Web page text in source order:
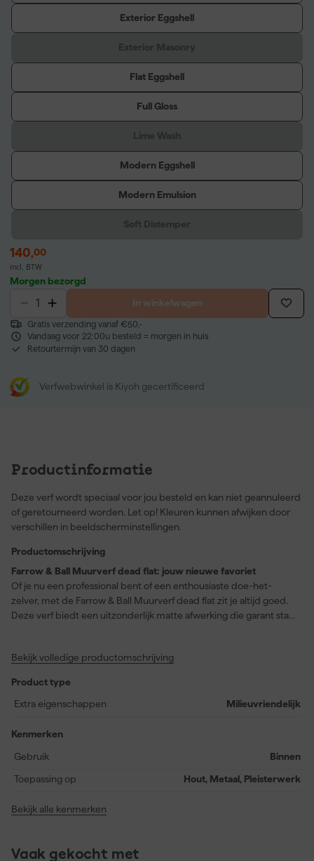
Exterior Eggshell
Flat Eggshell
Full Gloss
Modern Eggshell
Modern Emulsion
140,00
incl. BTW
Morgen bezorgd
In winkelwagen
Gratis verzending vanaf €50,-
Vandaag voor 22:00u besteld = morgen in huis
Retourtermijn van 30 dagen
Verfwebwinkel is Kiyoh gecertificeerd
Productinformatie
Deze verf wordt speciaal voor jou besteld en kan niet geannuleerd
of geretourneerd worden. Let op! Kleuren kunnen afwijken door
verschillen in beeldscherminstellingen.
Productomschrijving
Farrow & Ball Muurverf dead flat: jouw nieuwe favoriet
Of je nu een professional bent of een enthousiaste doe-het-
zelver, met de Farrow & Ball Muurverf dead flat zit je altijd goed.
Deze verf biedt een uitzonderlijk matte afwerking die garant staat
een lichte grijze ondertoon, perfect voor een ontspannen sfeer.
metaal en pleisterwerk, kun je het overal in huis gebruiken. De
verf is dekkend en wasbaar, en daarmee ideaal voor
is de formule geurarmer en milieuvriendelijk, dus je hoeft je geen
verf stofdroog en kun je na 4 uur de volgende laag aanbrengen.
Geen gedoe, gewoon moeiteloos een prachtig resultaat!
Bekijk volledige productomschrijving
Product type
Extra eigenschappen
Milieuvriendelijk
Kenmerken
Gebruik
Binnen
Toepassing op Hout, Metaal, Pleisterwerk
Bekijk alle kenmerken
Vaak gekocht met